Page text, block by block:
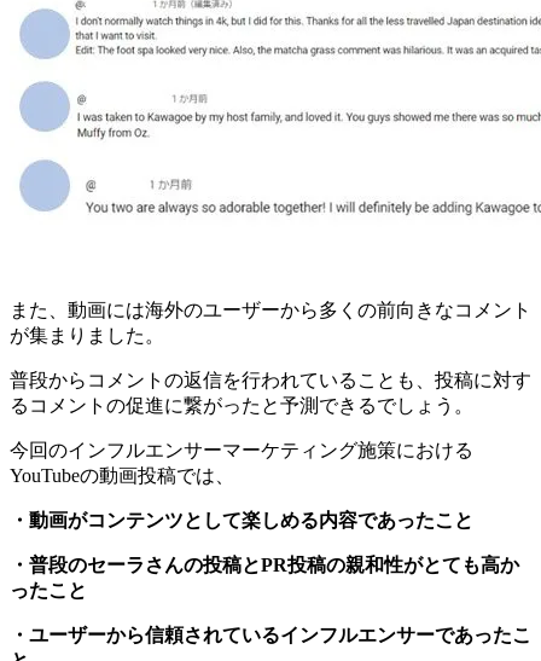
また、動画には海外のユーザーから多くの前向きなコメント
が集まりました。
普段からコメントの返信を行われていることも、投稿に対す
るコメントの促進に繋がったと予測できるでしょう。
今回のインフルエンサーマーケティング施策における
YouTubeの動画投稿では、
・動画がコンテンツとして楽しめる内容であったこと
・普段のセーラさんの投稿とPR投稿の親和性がとても高か
ったこと
・ユーザーから信頼されているインフルエンサーであったこ